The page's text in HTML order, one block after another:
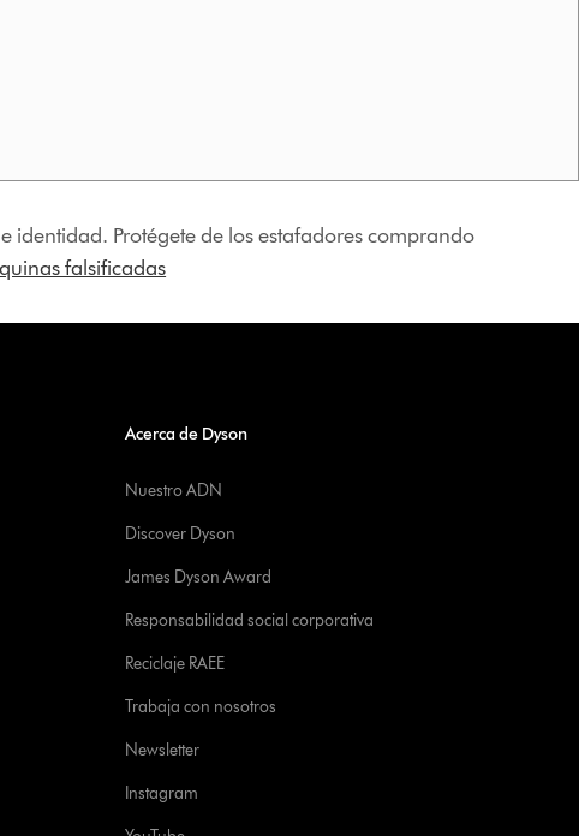
identidad. Protégete de los estafadores comprando
falsificadas
Acerca de Dyson
Nuestro ADN
Discover Dyson
James Dyson Award
Responsabilidad social corporativa
Reciclaje RAEE
Trabaja con nosotros
Newsletter
Instagram